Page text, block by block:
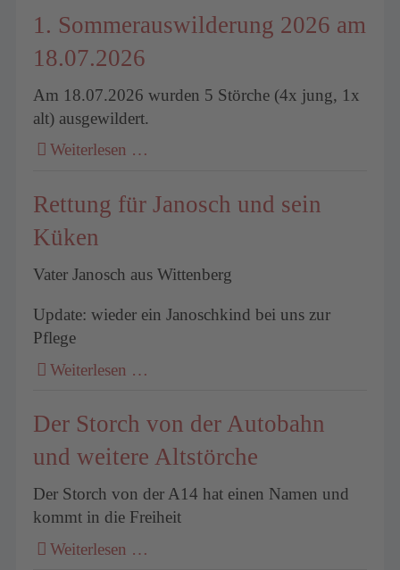
1. Sommerauswilderung 2026 am
18.07.2026
Am 18.07.2026 wurden 5 Störche (4x jung, 1x
alt) ausgewildert.
Weiterlesen …
Rettung für Janosch und sein
Küken
Vater Janosch aus Wittenberg
Update: wieder ein Janoschkind bei uns zur
Pflege
Weiterlesen …
Der Storch von der Autobahn
und weitere Altstörche
Der Storch von der A14 hat einen Namen und
kommt in die Freiheit
Weiterlesen …